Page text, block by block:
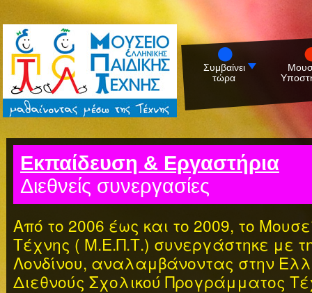
Συμβαίνει
τώρα
Εκπαίδευση & Εργαστήρια
Διεθνείς συνεργασίες
Από το 2006 έως και το 2009, το
Τέχνης ( Μ.Ε.Π.Τ.) συνεργάστηκε με
Λονδίνου, αναλαμβάνοντας στην
Διεθνούς Σχολικού Προγράμματος